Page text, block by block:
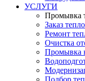
УСЛУГИ
Промывка
Заказ
Ремонт
Очистка
Промывка
Подбор